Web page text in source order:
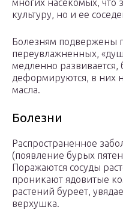
многих насекомых, что
культуру, но и ее
Болезням подвержены
переувлажненных,
медленно развивается,
деформируются, в них
масла.
Болезни
Распространенное
(появление бурых
Поражаются сосуды
проникают ядовитые
растений буреет,
верхушка.